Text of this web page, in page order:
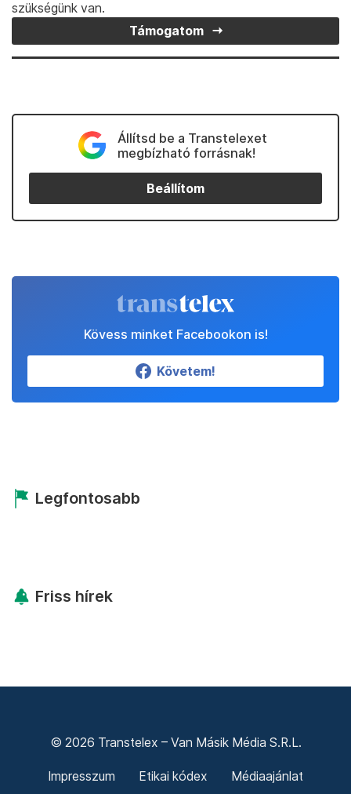
szükségünk van.
Támogatom
Állítsd be a Transtelexet
megbízható forrásnak!
Beállítom
Kövess minket Facebookon is!
Követem!
Legfontosabb
Friss hírek
© 2026 Transtelex – Van Másik Média S.R.L.
Impresszum Etikai kódex Médiaajánlat